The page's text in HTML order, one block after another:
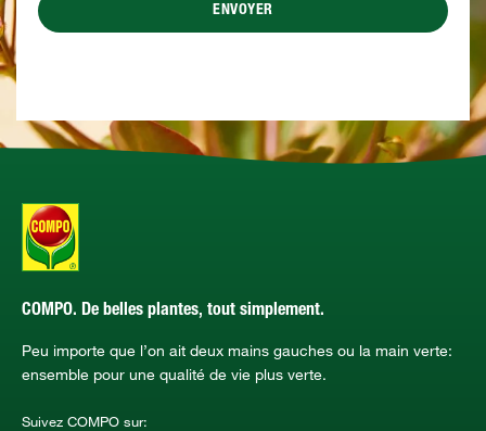
ENVOYER
COMPO. De belles plantes, tout simplement.
Peu importe que l’on ait deux mains gauches ou la main verte:
ensemble pour une qualité de vie plus verte.
Suivez COMPO sur: